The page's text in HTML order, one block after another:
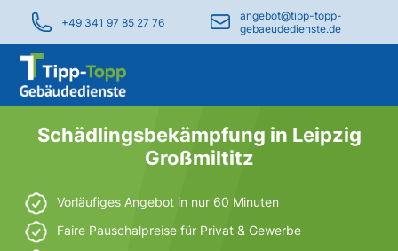
+49 341 97 85 27 76
angebot@tipp-topp-
gebaeudedienste.de
Schädlingsbekämpfung in Leipzig
Großmiltitz
Vorläufiges Angebot in nur 60 Minuten
Faire Pauschalpreise für Privat & Gewerbe